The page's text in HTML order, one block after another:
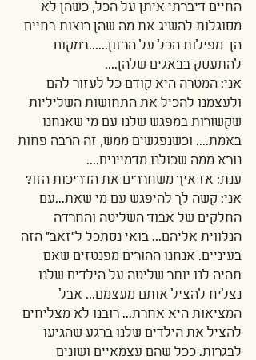
החיים דיברתי איתן על הכל, כשהן לא
מסוגלות להשיג את מה שהן רוצות בחיים
הן  מפילות הכל על הרזון......במקום
להתעסק בבאגים שלהן....
אני: המטרה היא קודם כל לעזור להם
ולעצמנו להכיל את התחושות השליליות
שקשורות במפגש שלנו עם מי שאנחנו
באמת.... וכשנפגשים ממש, זה הרבה פחות
נורא ממה שכולנו מדמיינים....
ענת: אז איך משחררים את הדריכות הזו?
אני: קשה לך להיפגש עם מי שאת...עם
החלקים של אבוד השליטה והחרדה
הנלווית אליהם... בואי נסתכל ל"זאב" הזה
בעיניים. אנחנו ההורים מפנטזים שאם
תהיה לנו יותר שליטה על הילדים שלנו
נצליח להציל אותם מעצמם... אבל
המציאות היא אחרת... רובנו לא מצליחים
להציל את הילדים שלנו ברגע שהגיעו
לבגרות. ככל שהם עצמאיים ושונים